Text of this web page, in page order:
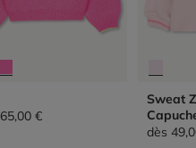
65,00 €
Sweat
dès